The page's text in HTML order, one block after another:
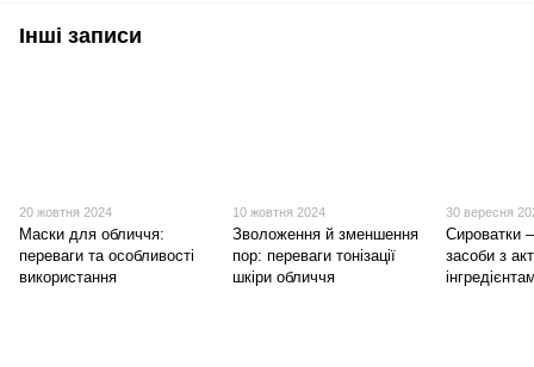
Інші записи
20 жовтня 2024
Маски для обличчя:
переваги та особливості
використання
10 жовтня 2024
Зволоження й зменшення
пор: переваги тонізації
шкіри обличчя
30 вересня
Сироватки
засоби з